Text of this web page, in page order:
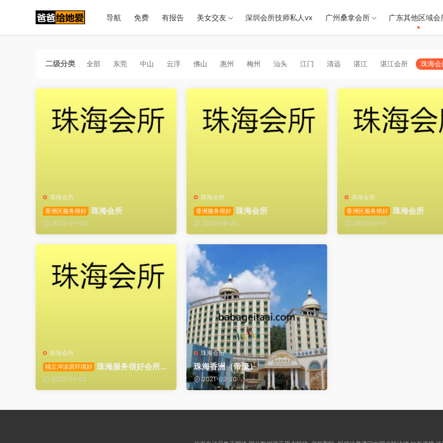
导航 免费 有报告 美女交友 深圳会所技师私人vx 广州桑拿会所 广东其他区域会
二级分类
全部 东莞 中山 云浮 佛山 惠州 梅州 汕头 江门 清远 湛江 湛江会所 珠海会
珠海会所
香洲区服务很好 珠海会所
2022-07-03
珠海会所
香洲服务很好 珠海会所
2022-06-25
珠海会所
香洲区服务很好 珠海会所
2022-05-11
珠海会所
独立冲凉房环境好 珠海服务很好会所香
洲区2022-01-02
珠海会所
珠海香洲（帝濠）
2021-02-20